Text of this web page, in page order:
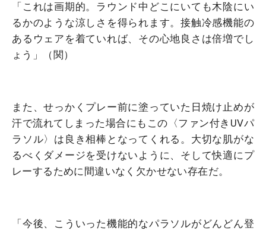
「これは画期的。ラウンド中どこにいても木陰にい
るかのような涼しさを得られます。接触冷感機能の
あるウェアを着ていれば、その心地良さは倍増でし
ょう」（関）
また、せっかくプレー前に塗っていた日焼け止めが
汗で流れてしまった場合にもこの〈ファン付きUVパ
ラソル〉は良き相棒となってくれる。大切な肌がな
るべくダメージを受けないように、そして快適にプ
レーするために間違いなく欠かせない存在だ。
「今後、こういった機能的なパラソルがどんどん登